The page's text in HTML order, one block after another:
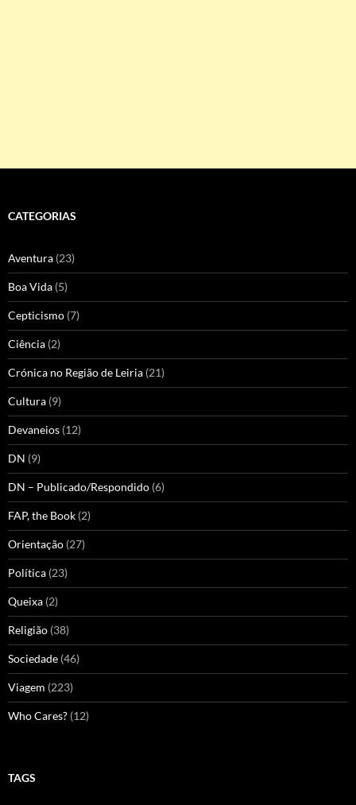
CATEGORIAS
Aventura (23)
Boa Vida (5)
Cepticismo (7)
Ciência (2)
Crónica no Região de Leiria (21)
Cultura (9)
Devaneios (12)
DN (9)
DN – Publicado/Respondido (6)
FAP, the Book (2)
Orientação (27)
Política (23)
Queixa (2)
Religião (38)
Sociedade (46)
Viagem (223)
Who Cares? (12)
TAGS